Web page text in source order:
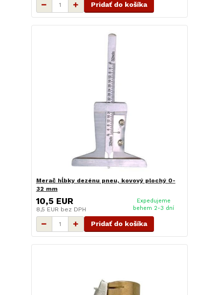
Pridať do košíka
Merač hĺbky dezénu pneu, kovový plochý 0-
32 mm
10,5 EUR
8,5 EUR bez DPH
Expedujeme
behem 2-3 dní
Pridať do košíka